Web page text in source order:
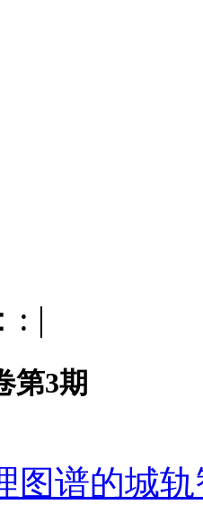
: |
第3期
图谱的城